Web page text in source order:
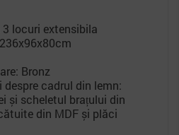
3 locuri extensibila
Bronz
cadrul din lemn:
și scheletul brațului din
din MDF și plăci